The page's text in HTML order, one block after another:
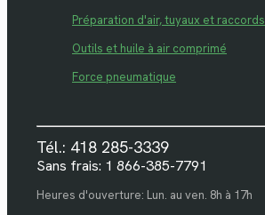
Préparation d'air, tuyaux et raccords
Outils et huile à air comprimé
Force pneumatique
Tél.: 418 285-3339
Sans frais: 1 866-385-7791
Heures d'ouverture: Lun. au ven. 8h à 17h